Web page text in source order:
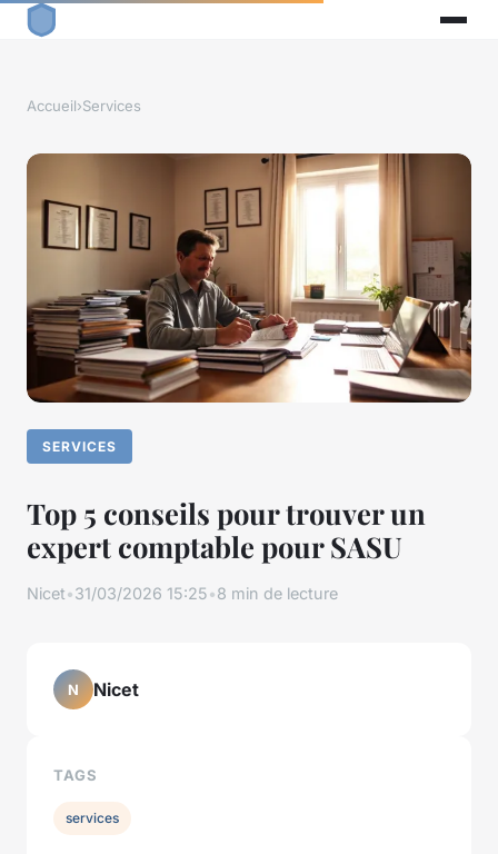
Accueil›Services
SERVICES
Top 5 conseils pour trouver un
expert comptable pour SASU
Nicet•31/03/2026 15:25•8 min de lecture
N Nicet
TAGS
services